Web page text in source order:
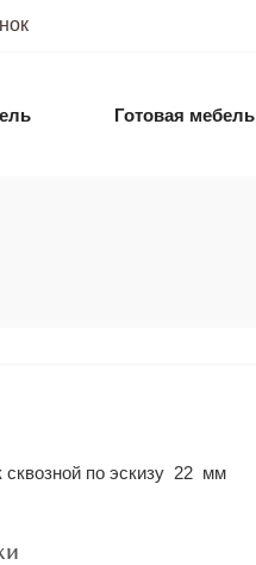
Готовая мебель
по эскизу 22 мм